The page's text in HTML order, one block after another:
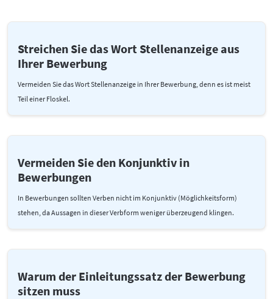
Streichen Sie das Wort Stellenanzeige aus
Ihrer Bewerbung
Vermeiden Sie das Wort Stellenanzeige in Ihrer Bewerbung, denn es ist meist
Teil einer Floskel.
Vermeiden Sie den Konjunktiv in
Bewerbungen
In Bewerbungen sollten Verben nicht im Konjunktiv (Möglichkeitsform)
stehen, da Aussagen in dieser Verbform weniger überzeugend klingen.
Warum der Einleitungssatz der Bewerbung
sitzen muss